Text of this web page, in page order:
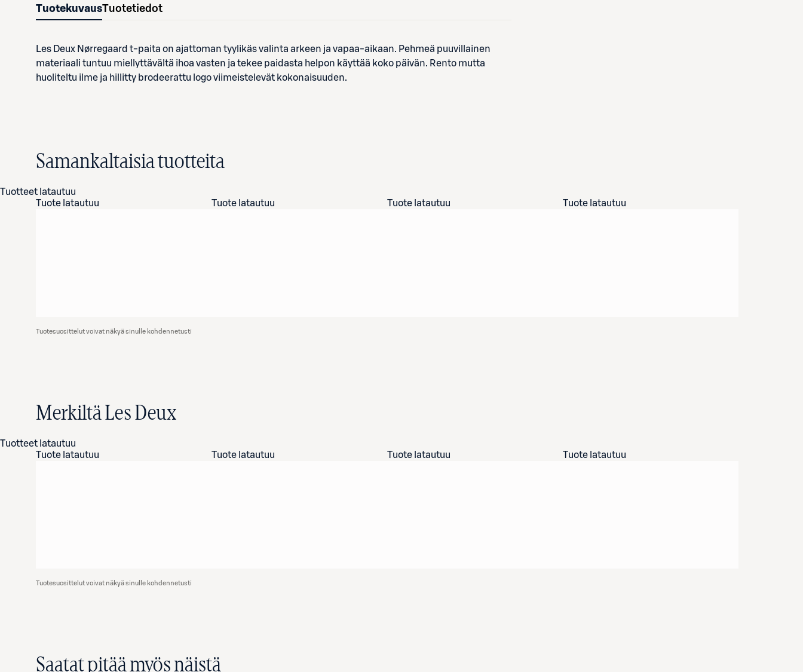
TuotekuvausTuotetiedot
Les Deux Nørregaard t-paita on ajattoman tyylikäs valinta arkeen ja vapaa-aikaan. Pehmeä puuvillainen
materiaali tuntuu miellyttävältä ihoa vasten ja tekee paidasta helpon käyttää koko päivän. Rento mutta
huoliteltu ilme ja hillitty brodeerattu logo viimeistelevät kokonaisuuden.
Samankaltaisia tuotteita
Tuotteet latautuu
Tuote latautuu
Tuote latautuu Tuote latautuu Tuote latautuu
Tuotesuosittelut voivat näkyä sinulle kohdennetusti
Merkiltä Les Deux
Tuotteet latautuu
Tuote latautuu
Tuote latautuu Tuote latautuu Tuote latautuu
Tuotesuosittelut voivat näkyä sinulle kohdennetusti
Saatat pitää myös näistä